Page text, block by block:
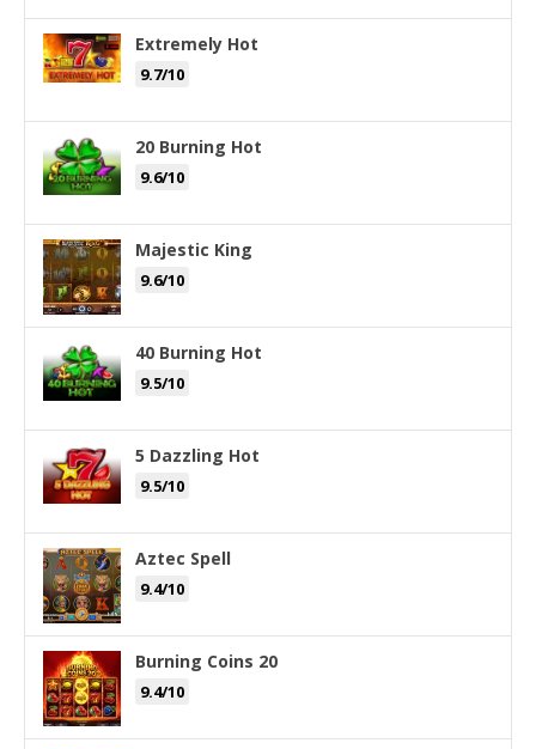
Extremely Hot
9.7/10
20 Burning Hot
9.6/10
Majestic King
9.6/10
40 Burning Hot
9.5/10
5 Dazzling Hot
9.5/10
Aztec Spell
9.4/10
Burning Coins 20
9.4/10